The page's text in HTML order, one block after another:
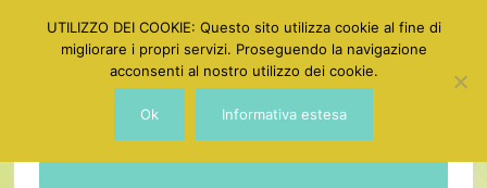
Dotgirl
UTILIZZO DEI COOKIE: Questo sito utilizza cookie al fine di
migliorare i propri servizi. Proseguendo la navigazione
acconsenti al nostro utilizzo dei cookie.
Ok Informativa estesa